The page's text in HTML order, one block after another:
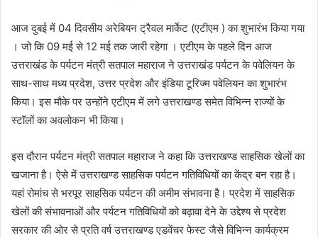
आज दुबई में 04 दिवसीय अरेबियन ट्रैवल मार्केट (एटीएम ) का शुभारंभ किया गया
। जो कि 09 मई से 12 मई तक जारी रहेगा । एटीएम के पहले दिन आज
उत्तराखंड के पर्यटन मंत्री सतपाल महाराज ने उत्तराखंड पर्यटन के पवेलियन के
साथ-साथ मध्य प्रदेश, उत्तर प्रदेश और इंडिया टूरिज्म पवेलियन का शुभारंभ
किया। इस मौके पर उन्होंने एटीएम में लगे उत्तराखण्ड समेत विभिन्न राज्यों के
स्टॉलों का अवलोकन भी किया।
इस दौरान पर्यटन मंत्री सतपाल महाराज ने कहा कि उत्तराखण्ड साहसिक खेलों का
खजाना है। ऐसे में उत्तराखण्ड सा‌‌हसिक पर्यटन गतिविधियों का केंद्र बन रहा है।
यहां रोमांच से भरपूर साहसिक पर्यटन की अमीम संभावना है। प्रदेश में साहसिक
खेलों की संभावनाओं और पर्यटन गतिविधियों को बढ़ावा देने के उद्देश्य से प्रदेश
सरकार की ओर से प्रति वर्ष उत्तराखण्ड एडवेंचर फेस्ट जैसे विभिन्न कार्यक्रम